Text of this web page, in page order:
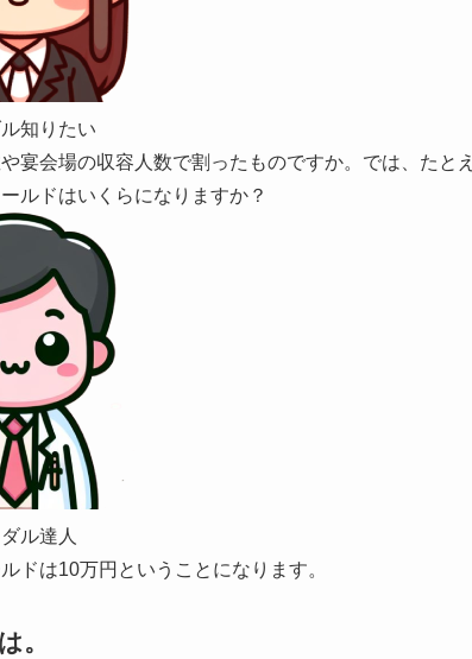
知りたい
宴会場の収容人数で割ったものですか。では、たと
ルドはいくらになりますか？
ル達人
ドは10万円ということになります。
。